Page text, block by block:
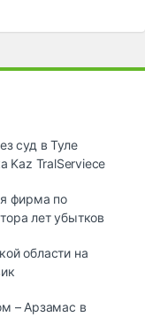
суд в Туле
Kaz TralServiece
фирма по
лет убытков
области на
– Арзамас в